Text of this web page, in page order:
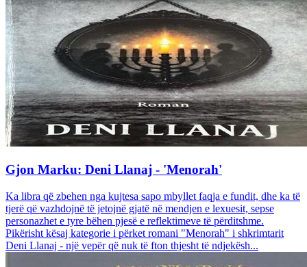
Gjon Marku: Deni Llanaj - 'Menorah'
Ka libra që zbehen nga kujtesa sapo mbyllet faqja e fundit, dhe ka të
tjerë që vazhdojnë të jetojnë gjatë në mendjen e lexuesit, sepse
personazhet e tyre bëhen pjesë e reflektimeve të përditshme.
Pikërisht kësaj kategorie i përket romani "Menorah" i shkrimtarit
Deni Llanaj - një vepër që nuk të fton thjesht të ndjekësh...